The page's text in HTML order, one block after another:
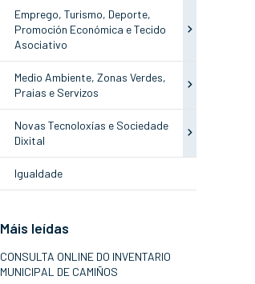
Emprego, Turismo, Deporte,
Promoción Económica e Tecido
Asociativo
Medio Ambiente, Zonas Verdes,
Praias e Servizos
Novas Tecnoloxías e Sociedade
Dixital
Igualdade
Máis leídas
CONSULTA ONLINE DO INVENTARIO
MUNICIPAL DE CAMIÑOS